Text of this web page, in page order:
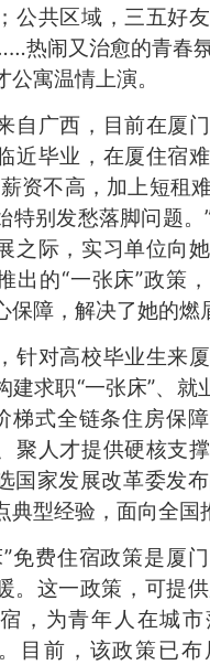
公共区域，三五好
热闹又治愈的青春
寓温情上演。
广西，目前在厦门
近毕业，在厦住宿
资不高，加上短租
特别发愁落脚问题。
之际，实习单位向
出的“一张床”政策
保障，解决了她的燃
对高校毕业生来厦
建求职“一张床”、就
梯式全链条住房保
聚人才提供硬核支
国家发展改革委发
典型经验，面向全国
费住宿政策是厦门
。这一政策，可提
，为青年人在城
目前，该政策已